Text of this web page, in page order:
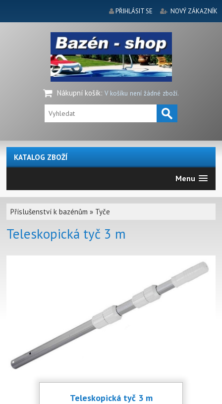
PŘIHLÁSIT SE NOVÝ ZÁKAZNÍK
Nákupní košík: V košíku není žádné zboží.
KATALOG ZBOŽÍ
Menu
Příslušenství k bazénům » Tyče
Teleskopická tyč 3 m
Teleskopická tyč 3 m